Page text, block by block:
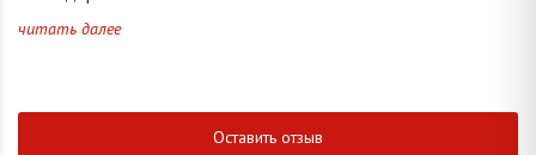
читать далее
Оставить отзыв